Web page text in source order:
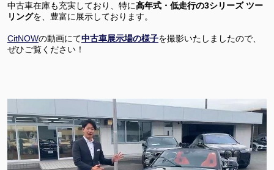
中古車在庫も充実しており、特に高年式・低走行の3シリーズ ツー
リングを、豊富に展示しております。
CitNOWの動画にて中古車展示場の様子を撮影いたしましたので、
ぜひご覧ください！